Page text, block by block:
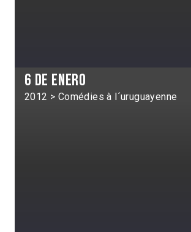
6 de enero
2012 > Comédies à l´uruguayenne